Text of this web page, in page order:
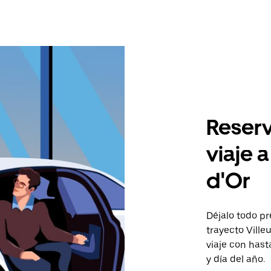
viaje
d'Or
Déjalo todo
trayecto
viaje con
y día del año.